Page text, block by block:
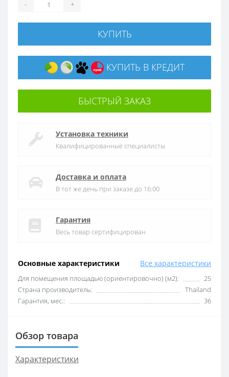
Основные характеристики Все характеристики
Для помещения площадью (ориентировочно) (м2):
25
Страна производитель:
Thailand
Гарантия, мес.:
36
- +
КУПИТЬ
КУПИТЬ В КРЕДИТ
БЫСТРЫЙ ЗАКАЗ
Установка техники
Квалифицированные специалисты
Доставка и оплата
В тот же день при заказе до 16:00
Гарантия
Весь товар сертифицирован
Обзор товара
Характеристики